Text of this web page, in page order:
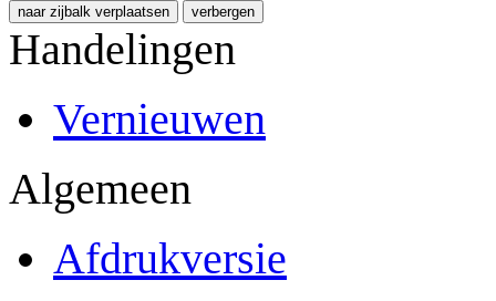
naar zijbalk verplaatsen verbergen
Handelingen
Vernieuwen
Algemeen
Afdrukversie